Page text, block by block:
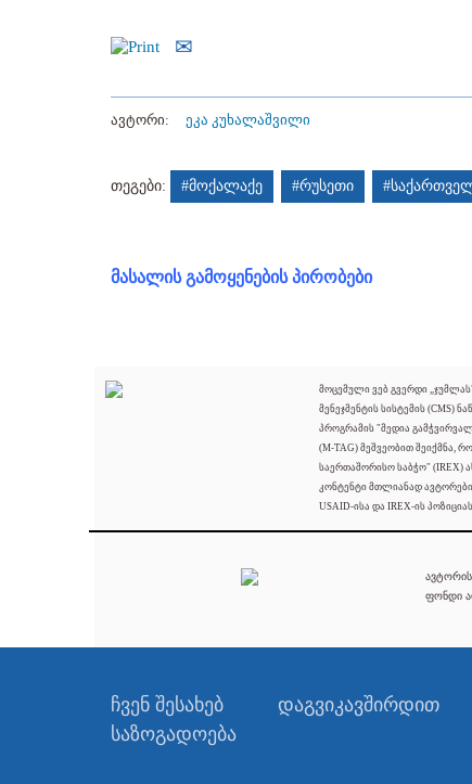
ავტორი: ეკა კუხალაშვილი
თეგები: #მოქალაქე #რუსეთი
მასალის გამოყენების პირობები
მოცემული ვებ გვერდი
მენეჯმენტის სისტემის (CMS)
პროგრამის "მედია
(M-TAG) მეშვეობით შეიქმნა,
საერთაშორისო საბჭო" (IREX)
კონტენტი მთლიანად
USAID-ისა და IREX-ის
ფონდი
ჩვენ შესახებ
დაგვიკავშირდით
საზოგადოება